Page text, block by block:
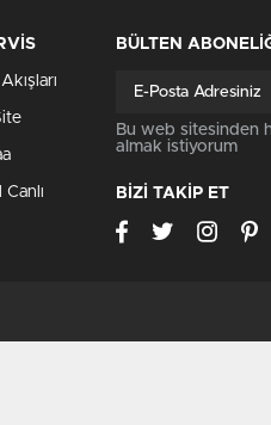
BÜLTEN
Bu web sitesinden
almak istiyorum
BİZİ TAKİP ET